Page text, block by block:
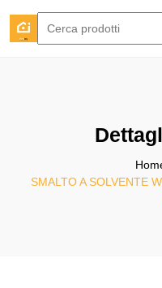
SMALTO A SOLVENTE